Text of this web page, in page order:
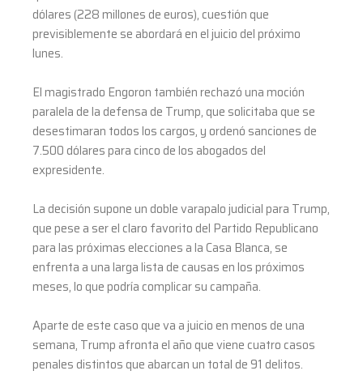
dólares (228 millones de euros), cuestión que
previsiblemente se abordará en el juicio del próximo
lunes.
El magistrado Engoron también rechazó una moción
paralela de la defensa de Trump, que solicitaba que se
desestimaran todos los cargos, y ordenó sanciones de
7.500 dólares para cinco de los abogados del
expresidente.
La decisión supone un doble varapalo judicial para Trump,
que pese a ser el claro favorito del Partido Republicano
para las próximas elecciones a la Casa Blanca, se
enfrenta a una larga lista de causas en los próximos
meses, lo que podría complicar su campaña.
Aparte de este caso que va a juicio en menos de una
semana, Trump afronta el año que viene cuatro casos
penales distintos que abarcan un total de 91 delitos.